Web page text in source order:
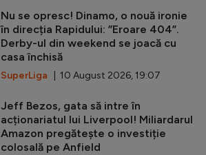
Nu se opresc! Dinamo, o nouă ironie
în direcția Rapidului: ”Eroare 404”.
Derby-ul din weekend se joacă cu
casa închisă
SuperLiga | 10 August 2026, 19:07
Jeff Bezos, gata să intre în
acționariatul lui Liverpool! Miliardarul
Amazon pregătește o investiție
colosală pe Anfield